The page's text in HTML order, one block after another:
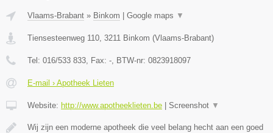
Vlaams-Brabant » Binkom Google maps ▼
Tiensesteenweg 110 3211 Binkom (Vlaams-Brabant)
Tel: 016/533 833 , Fax: - , BTW-nr: 0823918097
E-mail › Apotheek Lieten
Website: http://www.apotheeklieten.be Screenshot ▼
Wij zijn een moderne apotheek die veel belang hecht aan een goed